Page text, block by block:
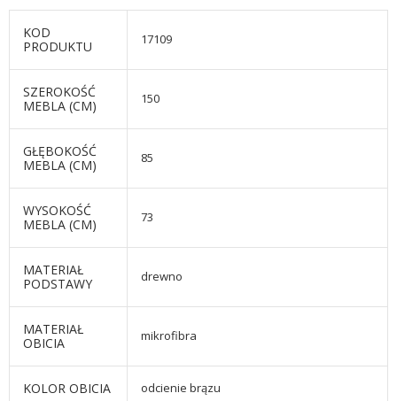
KOD
PRODUKTU
17109
SZEROKOŚĆ
MEBLA (CM)
150
GŁĘBOKOŚĆ
MEBLA (CM)
85
WYSOKOŚĆ
MEBLA (CM)
73
MATERIAŁ
PODSTAWY
drewno
MATERIAŁ
OBICIA
mikrofibra
KOLOR OBICIA odcienie brązu